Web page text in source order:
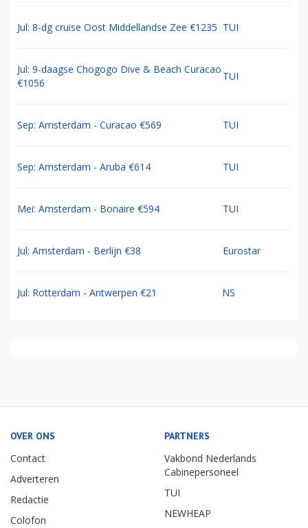
Jul: 8-dg cruise Oost Middellandse Zee €1235 TUI
Jul: 9-daagse Chogogo Dive & Beach Curacao
€1056
TUI
Sep: Amsterdam - Curacao €569 TUI
Sep: Amsterdam - Aruba €614 TUI
Mei: Amsterdam - Bonaire €594 TUI
Jul: Amsterdam - Berlijn €38 Eurostar
Jul: Rotterdam - Antwerpen €21 NS
OVER ONS
Contact
Adverteren
Redactie
Colofon
PARTNERS
Vakbond Nederlands
Cabinepersoneel
TUI
NEWHEAP